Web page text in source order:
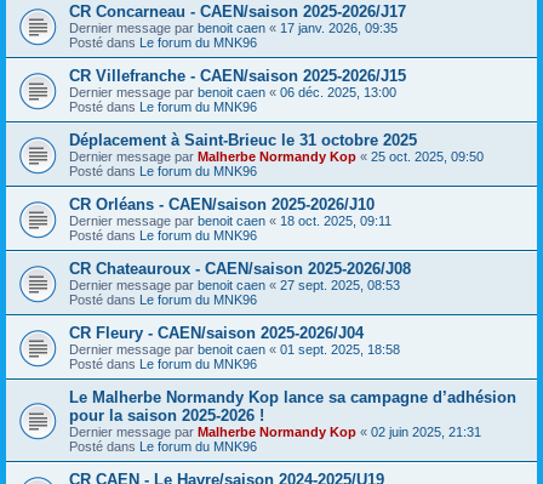
CR Concarneau - CAEN/saison 2025-2026/J17
Dernier message par benoit caen « 17 janv. 2026, 09:35
Posté dans Le forum du MNK96
CR Villefranche - CAEN/saison 2025-2026/J15
Dernier message par benoit caen « 06 déc. 2025, 13:00
Posté dans Le forum du MNK96
Déplacement à Saint-Brieuc le 31 octobre 2025
Dernier message par Malherbe Normandy Kop « 25 oct. 2025, 09:50
Posté dans Le forum du MNK96
CR Orléans - CAEN/saison 2025-2026/J10
Dernier message par benoit caen « 18 oct. 2025, 09:11
Posté dans Le forum du MNK96
CR Chateauroux - CAEN/saison 2025-2026/J08
Dernier message par benoit caen « 27 sept. 2025, 08:53
Posté dans Le forum du MNK96
CR Fleury - CAEN/saison 2025-2026/J04
Dernier message par benoit caen « 01 sept. 2025, 18:58
Posté dans Le forum du MNK96
Le Malherbe Normandy Kop lance sa campagne d’adhésion
pour la saison 2025-2026 !
Dernier message par Malherbe Normandy Kop « 02 juin 2025, 21:31
Posté dans Le forum du MNK96
CR CAEN - Le Havre/saison 2024-2025/U19